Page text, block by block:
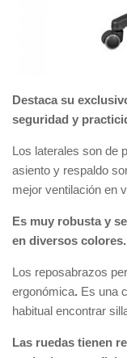
Destaca su
seguridad y
Los laterales son de
asiento y respaldo
mejor ventilación en
Es muy robusta y
en diversos colores.
Los reposabrazos
ergonómica. Es una
habitual encontrar
Las ruedas tienen